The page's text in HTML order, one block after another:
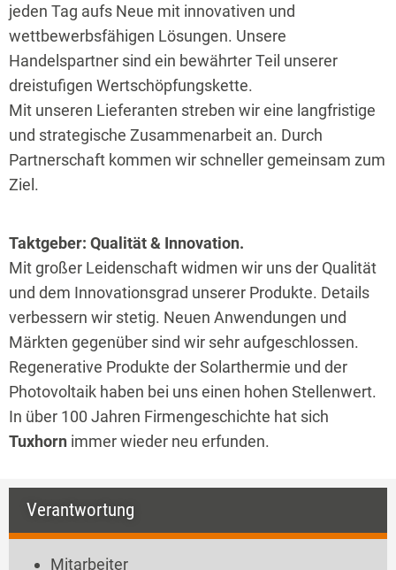
jeden Tag aufs Neue mit innovativen und
wettbewerbsfähigen Lösungen. Unsere
Handelspartner sind ein bewährter Teil unserer
dreistufigen Wertschöpfungskette.
Mit unseren Lieferanten streben wir eine langfristige
und strategische Zusammenarbeit an. Durch
Partnerschaft kommen wir schneller gemeinsam zum
Ziel.
Taktgeber: Qualität & Innovation.
Mit großer Leidenschaft widmen wir uns der Qualität
und dem Innovationsgrad unserer Produkte. Details
verbessern wir stetig. Neuen Anwendungen und
Märkten gegenüber sind wir sehr aufgeschlossen.
Regenerative Produkte der Solarthermie und der
Photovoltaik haben bei uns einen hohen Stellenwert.
In über 100 Jahren Firmengeschichte hat sich
Tuxhorn immer wieder neu erfunden.
Verantwortung
Mitarbeiter